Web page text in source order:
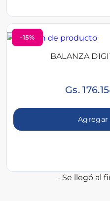
-15%
BALANZA
Gs.
- Se llegó al